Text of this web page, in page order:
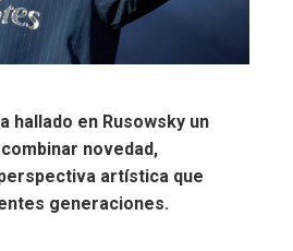
hallado en Rusowsky un
novedad,
artística que
generaciones.